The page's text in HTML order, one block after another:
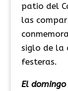
patio del
las
siglo de la
festeras.
El